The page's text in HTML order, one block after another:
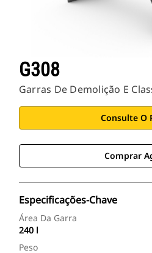
G308
Garras De Demolição E
Consulte O
Comprar
Especificações-Chave
Área Da Garra
240 l
Peso